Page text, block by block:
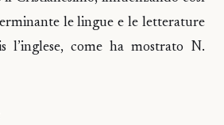
le lingue e le letterature
l’inglese, come ha mostrato N.